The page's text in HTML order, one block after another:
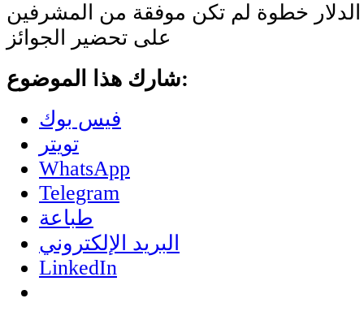
خطوة لم تكن موفقة من المشرفين
على تحضير الجوائز
شارك هذا الموضوع:
فيس بوك
تويتر
WhatsApp
Telegram
طباعة
البريد الإلكتروني
LinkedIn